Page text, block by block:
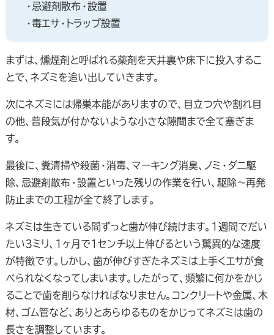
・忌避剤散布・設置
・毒エサ・トラップ設置
まずは、燻煙剤と呼ばれる薬剤を天井裏や床下に投入するこ
とで、ネズミを追い出していきます。
次にネズミには帰巣本能がありますので、目立つ穴や割れ目
の他、普段気が付かないような小さな隙間まで全て塞ぎま
す。
最後に、糞清掃や殺菌・消毒、マーキング消臭、ノミ・ダニ駆
除、忌避剤散布・設置といった残りの作業を行い、駆除～再発
防止までの工程が全て終了します。
ネズミは生きている間ずっと歯が伸び続けます。1週間でだい
たい3ミリ、1ヶ月で1センチ以上伸びるという驚異的な速度
が特徴です。しかし、歯が伸びすぎたネズミは上手くエサが食
べられなくなってしまいます。したがって、頻繁に何かをかじ
ることで歯を削らなければなりません。コンクリートや金属、木
材、ゴム管など、ありとあらゆるものをかじってネズミは歯の
長さを調整しています。